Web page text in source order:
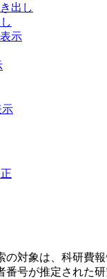
出し
示
示
対象は、科研費報
番号が推定された